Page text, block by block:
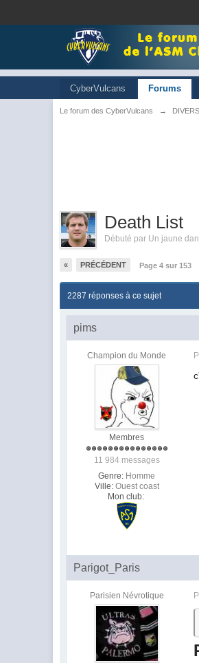
CyberVulcans Forums
Le forum des CyberVulcans → DIVERS
Death List
Débuté par Un jaune
« PRÉCÉDENT Page 4 sur 153
2287 réponses à ce sujet
pims
Champion du Monde
Membres
11 984 messages
Genre: Homme
Ville: Ouest coast
Mon club:
Parigot_Paris
Parisien Névrotique